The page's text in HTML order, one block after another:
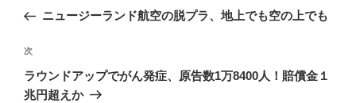
ナ
ビ
ゲ
ー
の
稿
ニュージーランド航空の脱プラ、地上でも空の上でも
次
の
投
次
ラウンドアップでがん発症、原告数1万8400人！賠償金１
兆円超えか